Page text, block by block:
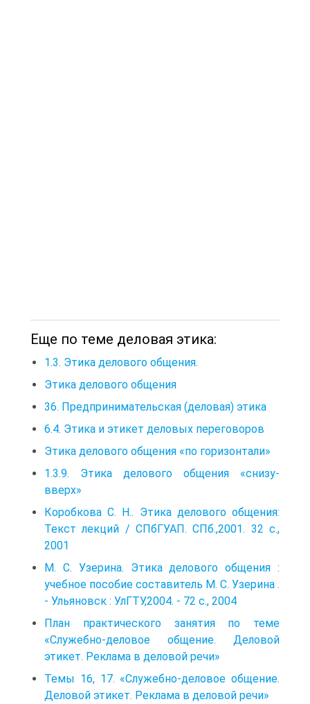
Еще по теме деловая этика:
1.3. Этика делового общения.
Этика делового общения
36. Предпринимательская (деловая) этика
6.4. Этика и этикет деловых переговоров
Этика делового общения «по горизонтали»
1.3.9. Этика делового общения «снизу-
вверх»
Коробкова С. Н.. Этика делового общения:
Текст лекций / СПбГУАП. СПб.,2001. 32 с.,
2001
М. С. Узерина. Этика делового общения :
учебное пособие составитель М. С. Узерина .
- Ульяновск : УлГТУ,2004. - 72 с., 2004
План практического занятия по теме
«Служебно-деловое общение. Деловой
этикет. Реклама в деловой речи»
Темы 16, 17. «Служебно-деловое общение.
Деловой этикет. Реклама в деловой речи»